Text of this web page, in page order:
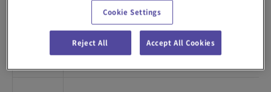
利益相反
Cookie Settings
Reject All Accept All Cookies